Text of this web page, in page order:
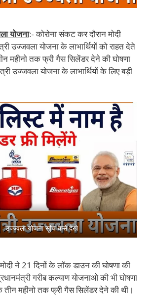
योजना:- कोरोना संकट कर दौरान मोदी
उज्जवला योजना के लाभार्थियों को राहत देते
महीनो तक फ्री गैस सिलेंडर देने की घोषणा
उज्जवला योजना के लाभार्थियों के लिए बड़ी
उज्ज्वला योजना सूचि कैसे देखे
ने 21 दिनों के लॉक डाउन की घोषणा की
गरीब कल्याण योजनाओ की भी घोषणा
महीनो तक फ्री गैस सिलेंडर देने की थी।